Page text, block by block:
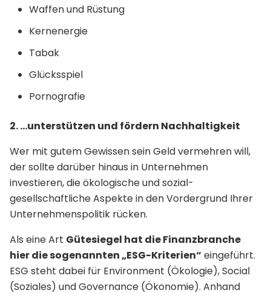
Waffen und Rüstung
Kernenergie
Tabak
Glücksspiel
Pornografie
2. …unterstützen und fördern Nachhaltigkeit
Wer mit gutem Gewissen sein Geld vermehren will,
der sollte darüber hinaus in Unternehmen
investieren, die ökologische und sozial-
gesellschaftliche Aspekte in den Vordergrund Ihrer
Unternehmenspolitik rücken.
Als eine Art Gütesiegel hat die Finanzbranche
hier die sogenannten „ESG-Kriterien“ eingeführt.
ESG steht dabei für Environment (Ökologie), Social
(Soziales) und Governance (Ökonomie). Anhand